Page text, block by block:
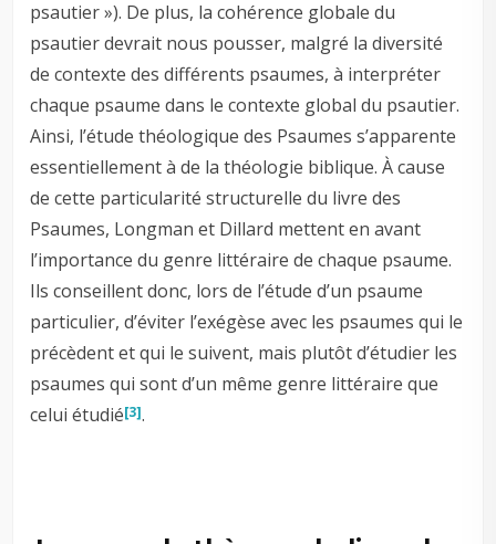
psautier »). De plus, la cohérence globale du
psautier devrait nous pousser, malgré la diversité
de contexte des différents psaumes, à interpréter
chaque psaume dans le contexte global du psautier.
Ainsi, l’étude théologique des Psaumes s’apparente
essentiellement à de la théologie biblique. À cause
de cette particularité structurelle du livre des
Psaumes, Longman et Dillard mettent en avant
l’importance du genre littéraire de chaque psaume.
Ils conseillent donc, lors de l’étude d’un psaume
particulier, d’éviter l’exégèse avec les psaumes qui le
précèdent et qui le suivent, mais plutôt d’étudier les
psaumes qui sont d’un même genre littéraire que
celui étudié[3].